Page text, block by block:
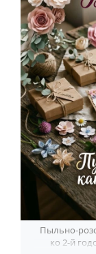
Пыльно-
ко 2-й